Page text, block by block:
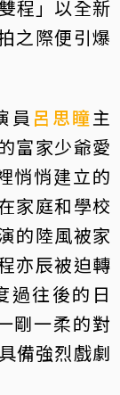
程」以全新
之際便引爆
員 呂思瞳主
富家少爺愛
悄悄建立的
家庭和學校
的陸風被家
亦辰被迫轉
過往後的日
剛一柔的對
備強烈戲劇